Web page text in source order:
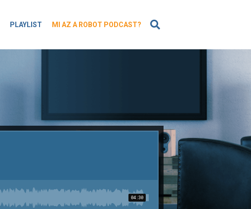
PLAYLIST MI AZ A ROBOT PODCAST?